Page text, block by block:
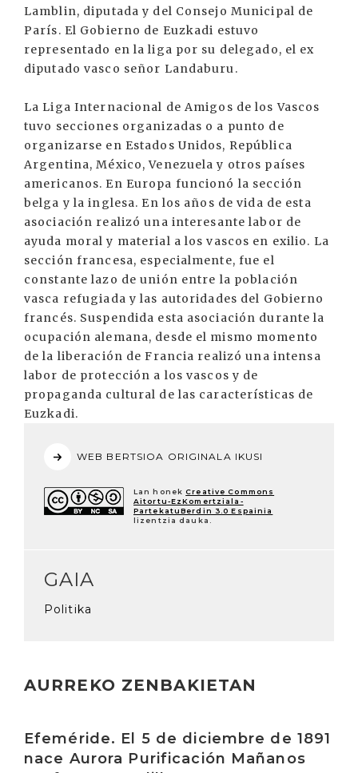
Lamblin, diputada y del Consejo Municipal de
París. El Gobierno de Euzkadi estuvo
representado en la liga por su delegado, el ex
diputado vasco señor Landaburu.
La Liga Internacional de Amigos de los Vascos
tuvo secciones organizadas o a punto de
organizarse en Estados Unidos, República
Argentina, México, Venezuela y otros países
americanos. En Europa funcionó la sección
belga y la inglesa. En los años de vida de esta
asociación realizó una interesante labor de
ayuda moral y material a los vascos en exilio. La
sección francesa, especialmente, fue el
constante lazo de unión entre la población
vasca refugiada y las autoridades del Gobierno
francés. Suspendida esta asociación durante la
ocupación alemana, desde el mismo momento
de la liberación de Francia realizó una intensa
labor de protección a los vascos y de
propaganda cultural de las características de
Euzkadi.
WEB BERTSIOA ORIGINALA IKUSI
Lan honek Creative Commons
Aitortu-EzKomertziala-
PartekatuBerdin 3.0 Espainia
lizentzia dauka.
GAIA
Politika
AURREKO ZENBAKIETAN
Efeméride. El 5 de diciembre de 1891
nace Aurora Purificación Mañanos